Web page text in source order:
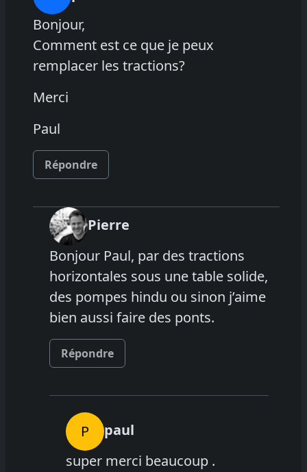
Bonjour,
Comment est ce que je peux
remplacer les tractions?
Merci
Paul
Répondre
Pierre
Bonjour Paul, par des tractions
horizontales sous une table solide,
des pompes hindu ou sinon j’aime
bien aussi faire des ponts.
Répondre
P
paul
super merci beaucoup .